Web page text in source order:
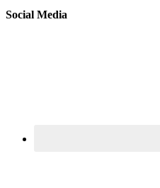
Social Media